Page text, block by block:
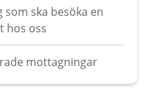
som ska besöka en
hos oss
mottagningar